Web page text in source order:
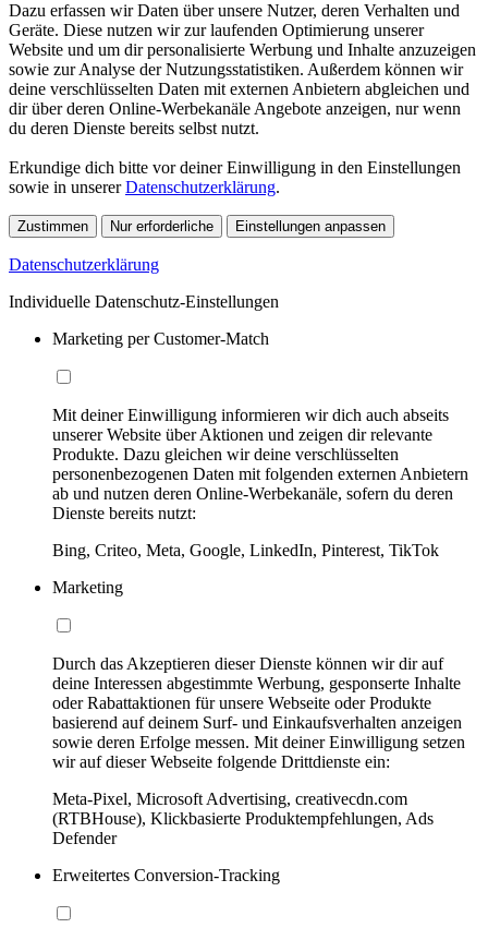
Dazu erfassen wir Daten über unsere Nutzer, deren Verhalten und
Geräte. Diese nutzen wir zur laufenden Optimierung unserer
Website und um dir personalisierte Werbung und Inhalte anzuzeigen
sowie zur Analyse der Nutzungsstatistiken. Außerdem können wir
deine verschlüsselten Daten mit externen Anbietern abgleichen und
dir über deren Online-Werbekanäle Angebote anzeigen, nur wenn
du deren Dienste bereits selbst nutzt.
Erkundige dich bitte vor deiner Einwilligung in den Einstellungen
sowie in unsererDatenschutzerklärung.
Zustimmen Nur erforderliche Einstellungen anpassen
Datenschutzerklärung
Individuelle Datenschutz-Einstellungen
Marketing per Customer-Match
Mit deiner Einwilligung informieren wir dich auch abseits
unserer Website über Aktionen und zeigen dir relevante
Produkte. Dazu gleichen wir deine verschlüsselten
personenbezogenen Daten mit folgenden externen Anbietern
ab und nutzen deren Online-Werbekanäle, sofern du deren
Dienste bereits nutzt:
Bing, Criteo, Meta, Google, LinkedIn, Pinterest, TikTok
Marketing
Durch das Akzeptieren dieser Dienste können wir dir auf
deine Interessen abgestimmte Werbung, gesponserte Inhalte
oder Rabattaktionen für unsere Webseite oder Produkte
basierend auf deinem Surf- und Einkaufsverhalten anzeigen
sowie deren Erfolge messen. Mit deiner Einwilligung setzen
wir auf dieser Webseite folgende Drittdienste ein:
Meta-Pixel, Microsoft Advertising, creativecdn.com
(RTBHouse), Klickbasierte Produktempfehlungen, Ads
Defender
Erweitertes Conversion-Tracking